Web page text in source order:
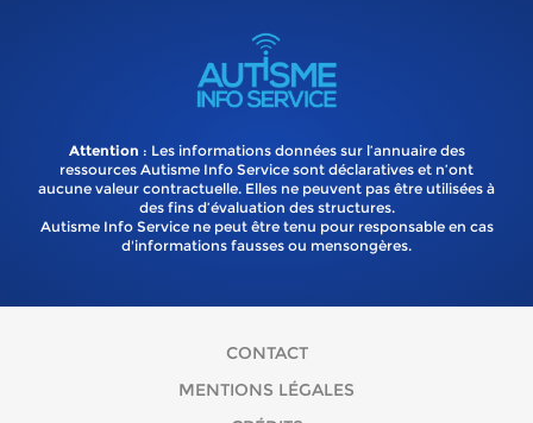
Attention : Les informations données sur l’annuaire des
ressources Autisme Info Service sont déclaratives et n’ont
aucune valeur contractuelle. Elles ne peuvent pas être utilisées à
des fins d’évaluation des structures.
Autisme Info Service ne peut être tenu pour responsable en cas
d'informations fausses ou mensongères.
CONTACT
MENTIONS LÉGALES